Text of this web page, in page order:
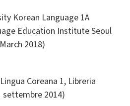
Korean Language 1A
Education Institute Seoul
2018)
Coreana 1, Libreria
settembre 2014)